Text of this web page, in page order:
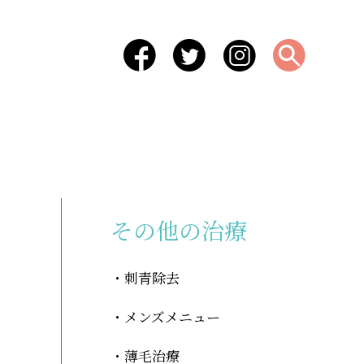
その他の治療
刺青除去
メンズメニュー
薄毛治療